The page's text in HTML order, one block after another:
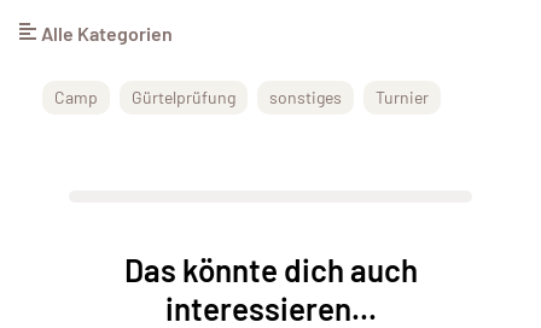
Alle Kategorien
Camp Gürtelprüfung sonstiges Turnier
Das könnte dich auch
interessieren...